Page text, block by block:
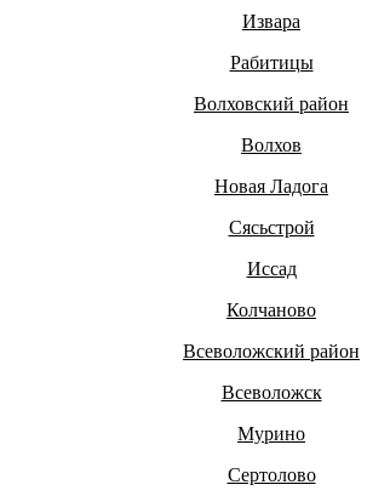
Извара
Рабитицы
Волховский район
Волхов
Новая Ладога
Сясьстрой
Иссад
Колчаново
Всеволожский район
Всеволожск
Мурино
Сертолово